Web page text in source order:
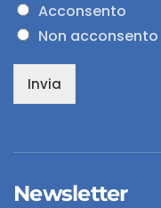
Acconsento
Non acconsento
Invia
Newsletter